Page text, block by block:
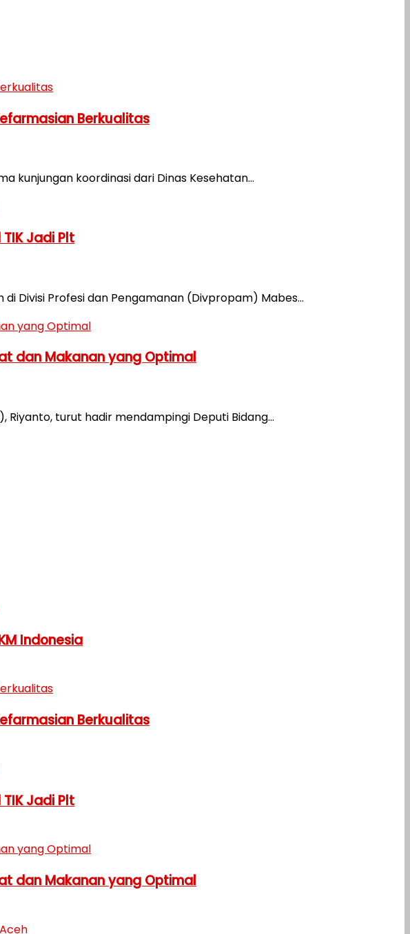
Berkualitas
kunjungan koordinasi dari Dinas Kesehatan...
Jadi Plt
Divisi Profesi dan Pengamanan (Divpropam) Mabes...
dan Makanan yang Optimal
Riyanto, turut hadir mendampingi Deputi Bidang...
Indonesia
Berkualitas
Jadi Plt
dan Makanan yang Optimal